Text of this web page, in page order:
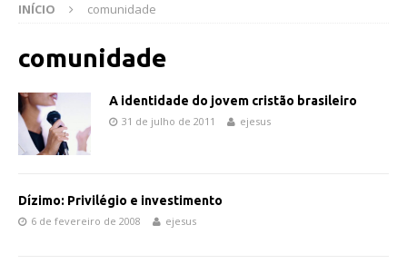
INÍCIO comunidade
comunidade
A identidade do jovem cristão brasileiro
31 de julho de 2011 ejesus
Dízimo: Privilégio e investimento
6 de fevereiro de 2008 ejesus